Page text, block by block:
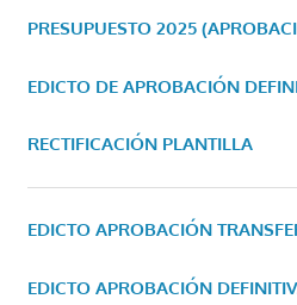
PRESUPUESTO 2025
EDICTO DE APROBACIÓN
RECTIFICACIÓN PLANTILLA
EDICTO APROBACIÓN
EDICTO APROBACIÓN